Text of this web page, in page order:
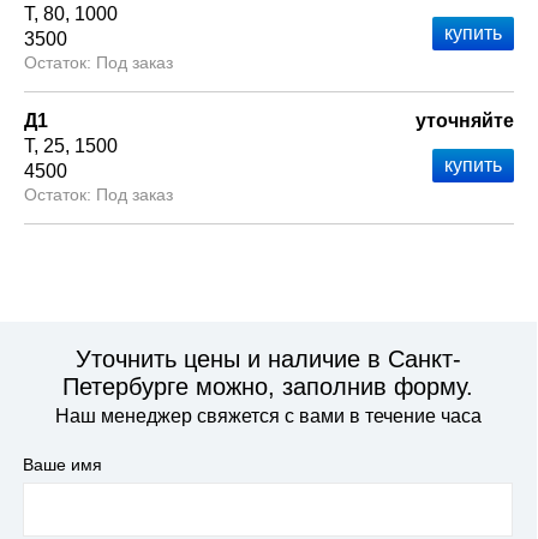
Т 80 1000
3500
Под заказ
Д1
Т 25 1500
4500
Под заказ
уточняйте
Уточнить цены и наличие в Санкт-
Петербурге можно, заполнив форму.
Наш менеджер свяжется с вами в течение часа
Ваше имя